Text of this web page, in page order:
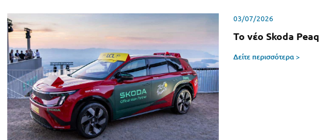
03/07/2026
To νέο Skoda
Δείτε περισσότερα >